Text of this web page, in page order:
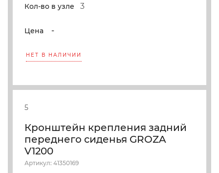
Кол-во в узле 3
Цена -
НЕТ В НАЛИЧИИ
5
Кронштейн крепления задний
переднего сиденья GROZA
V1200
Артикул: 41350169